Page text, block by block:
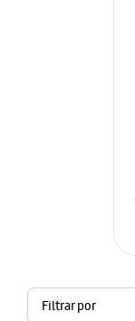
Filtrar por